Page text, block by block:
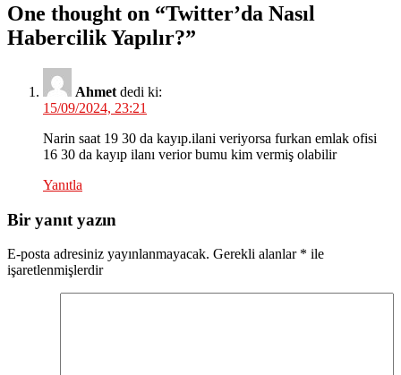
One thought on “Twitter’da Nasıl
Habercilik Yapılır?”
Ahmet dedi ki:
15/09/2024, 23:21
Narin saat 19 30 da kayıp.ilani veriyorsa furkan emlak ofisi
16 30 da kayıp ilanı verior bumu kim vermiş olabilir
Yanıtla
Bir yanıt yazın
E-posta adresiniz yayınlanmayacak. Gerekli alanlar * ile
işaretlenmişlerdir